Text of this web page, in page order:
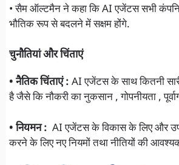
• सैम ऑल्टमैन ने कहा कि AI एजेंटस सभी
भौतिक रूप से बदलने में सक्षम होंगे.
चुनौतियां और चिंताएं
• नैतिक चिंताएं : AIएजेंटस के साथ कितनी
है जैसे कि नौकरी का नुकसान , गोपनीयता ,
• नियमन : AI एजेंटस के विकास के लिए और
करने के लिए नए नियमों तथा नीतियों की